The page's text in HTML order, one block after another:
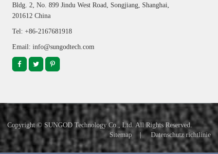
Bldg. 2, No. 899 Jindu West Road, Songjiang, Shanghai,
201612 China
Tel: +86-2167681918
Email: info@sungodtech.com
Copyright © SUNGOD Technology Co., Ltd. All Rights Reserved.
Sitemap |Datenschutz richtlinie